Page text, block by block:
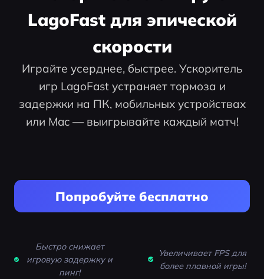
LagoFast для эпической
скорости
Играйте усерднее, быстрее. Ускоритель
игр LagoFast устраняет тормоза и
задержки на ПК, мобильных устройствах
или Mac — выигрывайте каждый матч!
Попробуйте бесплатно
Быстро снижает
игровую задержку и
пинг!
Увеличивает FPS для
более плавной игры!